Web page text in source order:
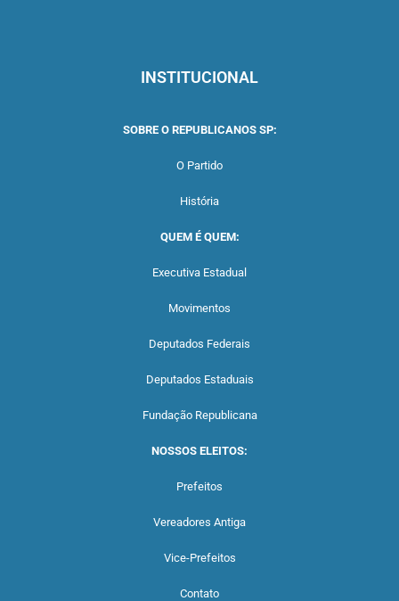
INSTITUCIONAL
SOBRE O REPUBLICANOS SP:
O Partido
História
QUEM É QUEM:
Executiva Estadual
Movimentos
Deputados Federais
Deputados Estaduais
Fundação Republicana
NOSSOS ELEITOS:
Prefeitos
Vereadores Antiga
Vice-Prefeitos
Contato